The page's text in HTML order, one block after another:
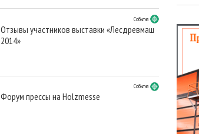
События
Отзывы участников выставки «Лесдревмаш
2014»
События
Форум прессы на Holzmesse